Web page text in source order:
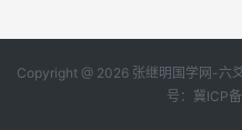
Copyright @ 2026 张继明国学网-
号：冀ICP